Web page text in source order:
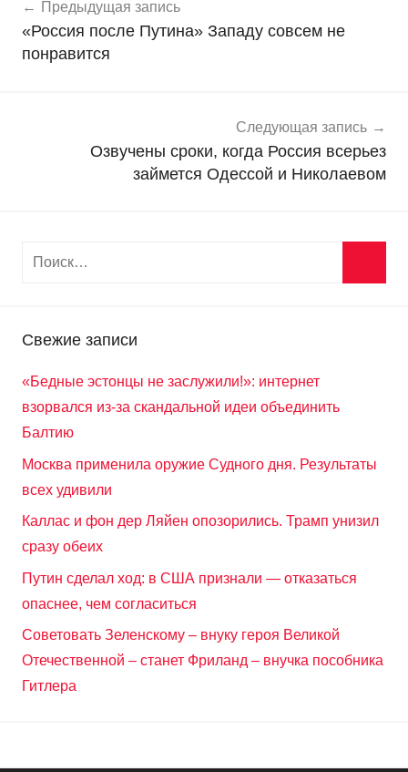
о
в
о
по
записям
Предыдущая запись
«Россия после Путина» Западу совсем не
понравится
Следующая запись
Озвучены сроки, когда Россия всерьез
займется Одессой и Николаевом
Свежие записи
«Бедные эстонцы не заслужили!»: интернет
взорвался из-за скандальной идеи объединить
Балтию
Москва применила оружие Судного дня. Результаты
всех удивили
Каллас и фон дер Ляйен опозорились. Трамп унизил
сразу обеих
Путин сделал ход: в США признали — отказаться
опаснее, чем согласиться
Советовать Зеленскому – внуку героя Великой
Отечественной – станет Фриланд – внучка пособника
Гитлера